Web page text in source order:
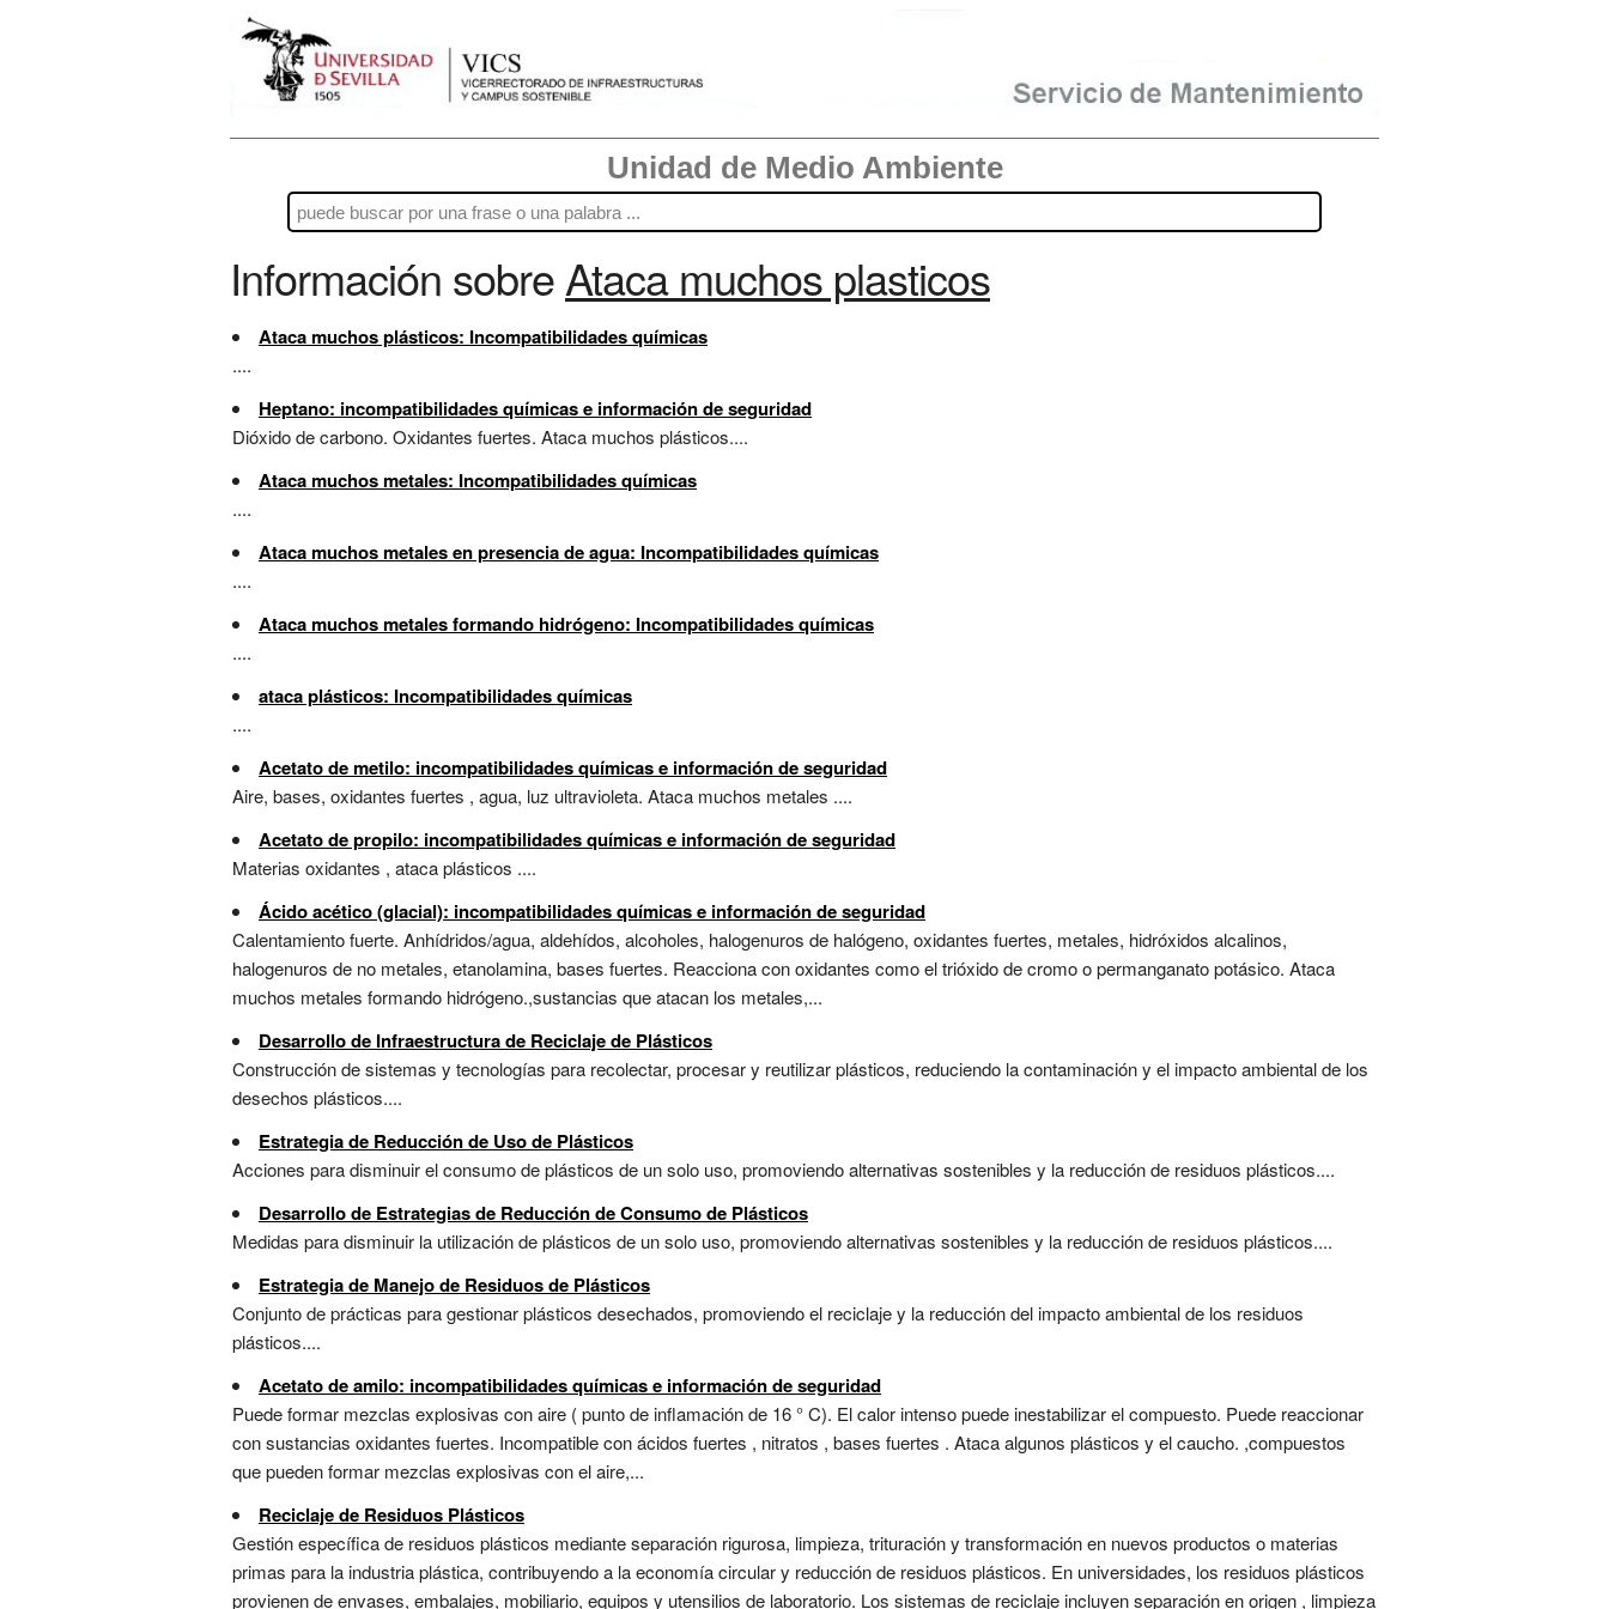
Unidad de Medio Ambiente
Información sobreAtaca muchos plasticos
Ataca muchos plásticos: Incompatibilidades químicas
....
Heptano: incompatibilidades químicas e información de seguridad
Dióxido de carbono. Oxidantes fuertes. Ataca muchos plásticos....
Ataca muchos metales: Incompatibilidades químicas
....
Ataca muchos metales en presencia de agua: Incompatibilidades químicas
....
Ataca muchos metales formando hidrógeno: Incompatibilidades químicas
....
ataca plásticos: Incompatibilidades químicas
....
Acetato de metilo: incompatibilidades químicas e información de seguridad
Aire, bases, oxidantes fuertes , agua, luz ultravioleta. Ataca muchos metales ....
Acetato de propilo: incompatibilidades químicas e información de seguridad
Materias oxidantes , ataca plásticos ....
Ácido acético (glacial): incompatibilidades químicas e información de seguridad
Calentamiento fuerte. Anhídridos/agua, aldehídos, alcoholes, halogenuros de halógeno, oxidantes fuertes, metales, hidróxidos alcalinos,
halogenuros de no metales, etanolamina, bases fuertes. Reacciona con oxidantes como el trióxido de cromo o permanganato potásico. Ataca
muchos metales formando hidrógeno.,sustancias que atacan los metales,...
Desarrollo de Infraestructura de Reciclaje de Plásticos
Construcción de sistemas y tecnologías para recolectar, procesar y reutilizar plásticos, reduciendo la contaminación y el impacto ambiental de los
desechos plásticos....
Estrategia de Reducción de Uso de Plásticos
Acciones para disminuir el consumo de plásticos de un solo uso, promoviendo alternativas sostenibles y la reducción de residuos plásticos....
Desarrollo de Estrategias de Reducción de Consumo de Plásticos
Medidas para disminuir la utilización de plásticos de un solo uso, promoviendo alternativas sostenibles y la reducción de residuos plásticos....
Estrategia de Manejo de Residuos de Plásticos
Conjunto de prácticas para gestionar plásticos desechados, promoviendo el reciclaje y la reducción del impacto ambiental de los residuos
plásticos....
Acetato de amilo: incompatibilidades químicas e información de seguridad
Puede formar mezclas explosivas con aire ( punto de inflamación de 16 ° C). El calor intenso puede inestabilizar el compuesto. Puede reaccionar
con sustancias oxidantes fuertes. Incompatible con ácidos fuertes , nitratos , bases fuertes . Ataca algunos plásticos y el caucho. ,compuestos
que pueden formar mezclas explosivas con el aire,...
Reciclaje de Residuos Plásticos
Gestión específica de residuos plásticos mediante separación rigurosa, limpieza, trituración y transformación en nuevos productos o materias
primas para la industria plástica, contribuyendo a la economía circular y reducción de residuos plásticos. En universidades, los residuos plásticos
provienen de envases, embalajes, mobiliario, equipos y utensilios de laboratorio. Los sistemas de reciclaje incluyen separación en origen , limpieza